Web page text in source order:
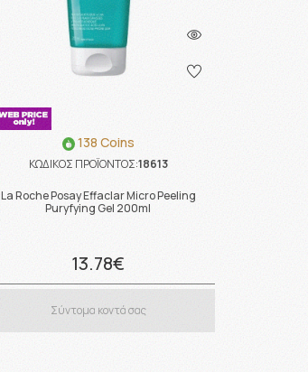
138 Coins
ΚΩΔΙΚΟΣ ΠΡΟΪΟΝΤΟΣ:18613
La Roche Posay Effaclar Micro Peeling
Puryfying Gel 200ml
13.78€
Σύντομα κοντά σας